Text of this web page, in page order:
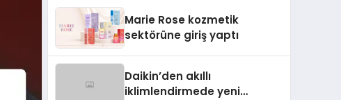
Aldı
Marie Rose kozmetik
sektörüne giriş yaptı
Daikin’den akıllı
iklimlendirmede yeni